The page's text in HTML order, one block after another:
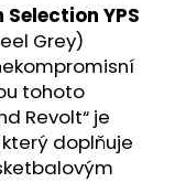
YPS
Grey)
tohoto
Revolt“ je
který doplňuje